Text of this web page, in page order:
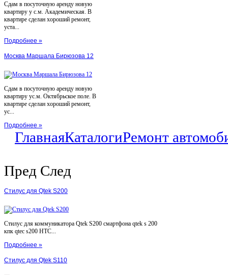
Сдам в посуточную аренду новую
квартиру у с.м. Академическая. В
квартире сделан хороший ремонт,
уста...
Подробнее »
Москва Маршала Бирюзова 12
Сдам в посуточную аренду новую
квартиру ус.м. Октябрьское поле. В
квартире сделан хороший ремонт,
ус...
Подробнее »
ГлавнаяКаталогиРемонт
Пред След
Стилус для Qtek S200
Стилус для коммуникатора Qtek S200 смартфона qtek s 200
кпк qtec s200 HTC...
Подробнее »
Стилус для Qtek S110